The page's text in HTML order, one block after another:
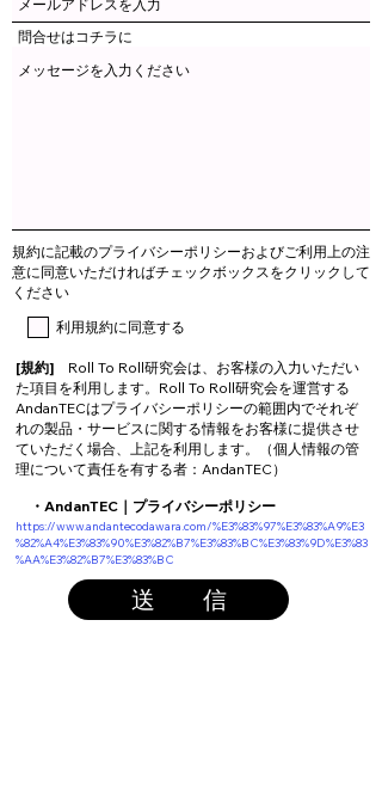
問合せはコチラに
規約に記載のプライバシーポリシーおよびご利用上の注
意に同意いただければチェックボックスをクリックして
ください
利用規約に同意する
[規約] Roll To Roll研究会は、お客様の入力いただい
た項目を利用します。Roll To Roll研究会を運営する
AndanTECはプライバシーポリシーの範囲内でそれぞ
れの製品・サービスに関する情報をお客様に提供させ
ていただく場合、 上記を利用します。
（個人情報の管
理について責任を有する者：AndanTEC）
・AndanTEC｜プライバシーポリシー
https://www.andantecodawara.com/%E3%83%97%E3%83%A9%E3
%82%A4%E3%83%90%E3%82%B7%E3%83%BC%E3%83%9D%E3%83
%AA%E3%82%B7%E3%83%BC
送 信